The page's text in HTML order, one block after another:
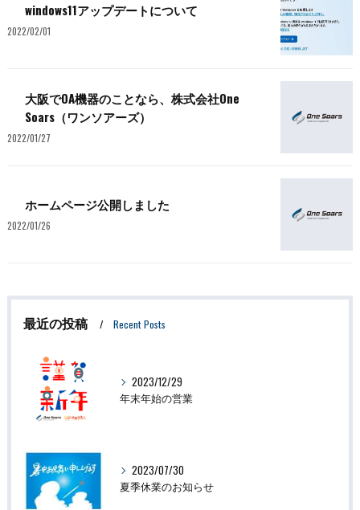
windows11アップデートについて
2022/02/01
大阪でOA機器のことなら、株式会社One
Soars（ワンソアーズ）
2022/01/27
ホームページ公開しました
2022/01/26
最近の投稿 Recent Posts
2023/12/29
年末年始の営業
2023/07/30
夏季休業のお知らせ